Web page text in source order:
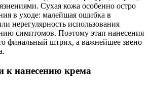
Сухая кожа особенно остро
в уходе: малейшая ошибка в
нерегулярность использования
симптомов. Поэтому этап нанесения
финальный штрих, а важнейшее звено
к нанесению крема